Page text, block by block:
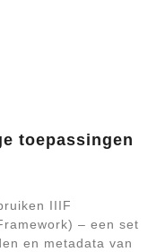
toepassingen
IIIF
– een set
en metadata van